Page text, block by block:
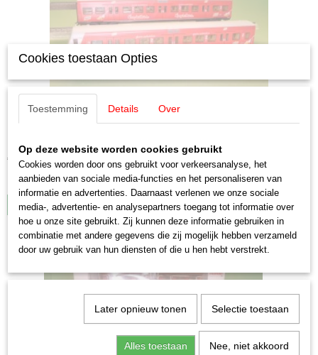
Märklin 43891 Knorr 'Wagen-Set'
€ 89,50
Op voorraad
IN WINKELWAGEN
Cookies toestaan Opties
Toestemming Details Over
Op deze website worden cookies gebruikt
Cookies worden door ons gebruikt voor verkeersanalyse, het
aanbieden van sociale media-functies en het personaliseren van
informatie en advertenties. Daarnaast verlenen we onze sociale
media-, advertentie- en analysepartners toegang tot informatie over
hoe u onze site gebruikt. Zij kunnen deze informatie gebruiken in
combinatie met andere gegevens die zij mogelijk hebben verzameld
door uw gebruik van hun diensten of die u hen hebt verstrekt.
Later opnieuw tonen Selectie toestaan
Alles toestaan Nee, niet akkoord